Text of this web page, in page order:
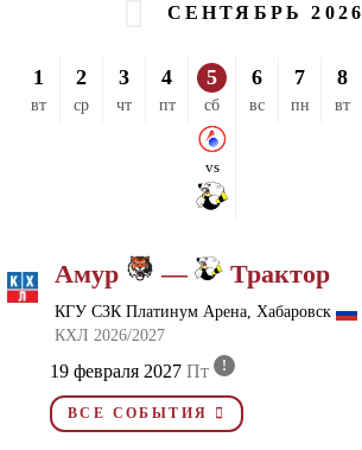
СЕНТЯБРЬ 2026
1
вт
2
ср
3
чт
4
пт
5
сб
vs
6
вс
7
пн
8
вт
Амур — Трактор
КГУ СЗК Платинум Арена, Хабаровск
КХЛ 2026/2027
19 февраля 2027 Пт !
ВСЕ СОБЫТИЯ